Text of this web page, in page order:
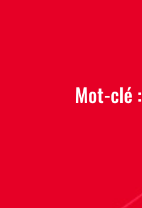
Mot-clé :